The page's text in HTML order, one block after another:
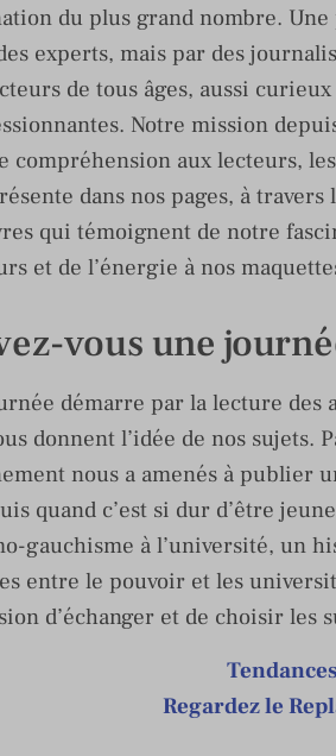
du plus grand nombre.
experts, mais par des
de tous âges, aussi
Notre mission
compréhension aux lecteurs,
dans nos pages, à
qui témoignent de notre
et de l’énergie à nos
ez-vous une
démarre par la lecture des
donnent l’idée de nos sujets.
nous a amenés à publier
quand c’est si dur d’être
gauchisme à l’université, un
entre le pouvoir et les
d’échanger et de choisir les
Regardez le